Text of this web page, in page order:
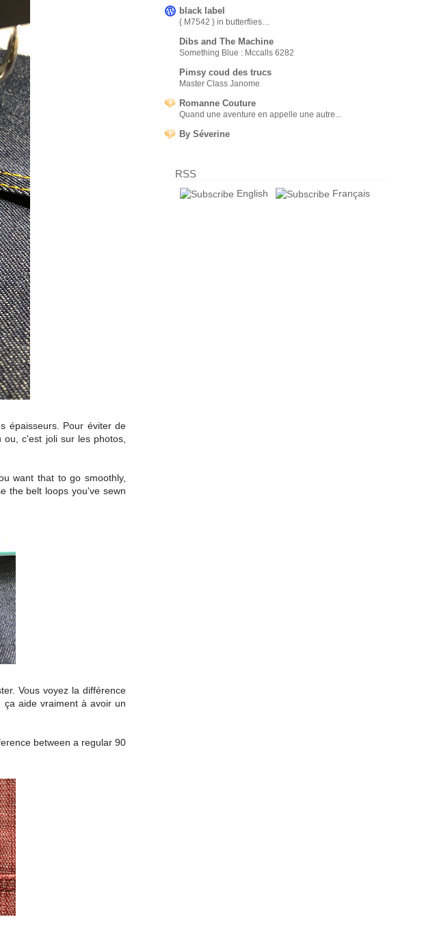
épaisseurs. Pour éviter de
c'est joli sur les photos,
want that to go smoothly,
the belt loops you've sewn
Vous voyez la différence
aide vraiment à avoir un
between a regular 90
black label
{ M7542 } in butterflies…
Dibs and The Machine
Something Blue : Mccalls 6282
Pimsy coud des trucs
Master Class Janome
Romanne Couture
Quand une aventure en appelle une autre...
By Séverine
RSS
English Français